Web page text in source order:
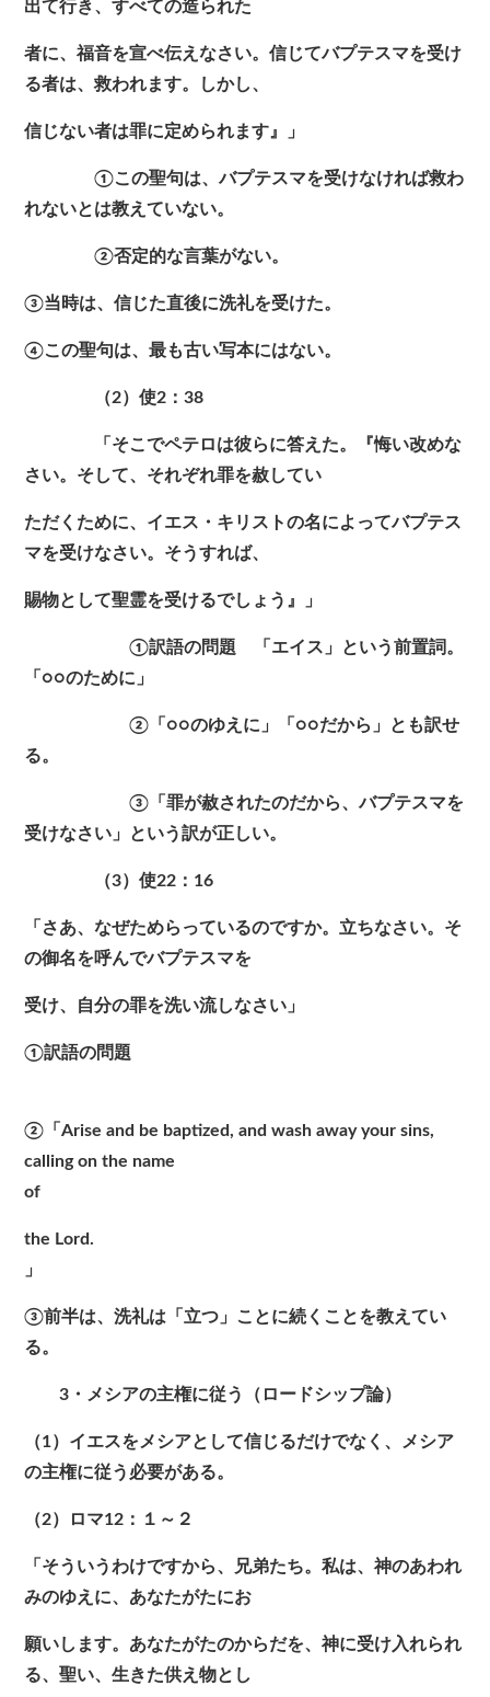
出て行き、すべての造られた
者に、福音を宣べ伝えなさい。信じてバプテスマを受け
る者は、救われます。しかし、
信じない者は罪に定められます』」
①この聖句は、バプテスマを受けなければ救わ
れないとは教えていない。
②否定的な言葉がない。
③当時は、信じた直後に洗礼を受けた。
④この聖句は、最も古い写本にはない。
（2）使2：38
「そこでペテロは彼らに答えた。『悔い改めな
さい。そして、それぞれ罪を赦してい
ただくために、イエス・キリストの名によってバプテス
マを受けなさい。そうすれば、
賜物として聖霊を受けるでしょう』」
①訳語の問題 「エイス」という前置詞。
「○○のために」
②「○○のゆえに」「○○だから」とも訳せ
る。
③「罪が赦されたのだから、バプテスマを
受けなさい」という訳が正しい。
（3）使22：16
「さあ、なぜためらっているのですか。立ちなさい。そ
の御名を呼んでバプテスマを
受け、自分の罪を洗い流しなさい」
①訳語の問題
②「Arise and be baptized, and wash away your sins,
calling on the name
of
the Lord.
」
③前半は、洗礼は「立つ」ことに続くことを教えてい
る。
3・メシアの主権に従う（ロードシップ論）
（1）イエスをメシアとして信じるだけでなく、メシア
の主権に従う必要がある。
（2）ロマ12：１～２
「そういうわけですから、兄弟たち。私は、神のあわれ
みのゆえに、あなたがたにお
願いします。あなたがたのからだを、神に受け入れられ
る、聖い、生きた供え物とし